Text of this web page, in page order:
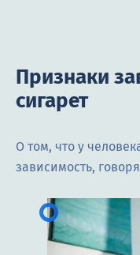
Признаки
сигарет
О том, что у
зависимость,